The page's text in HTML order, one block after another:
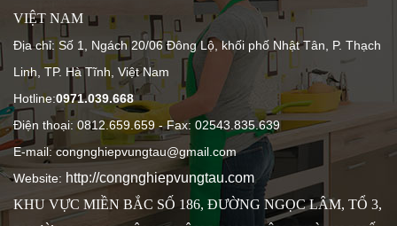
VIỆT NAM
Địa chỉ: Số 1, Ngách 20/06 Đông Lộ, khối phố Nhật Tân, P. Thạch
Linh, TP. Hà Tĩnh, Việt Nam
Hotline:0971.039.668
Điện thoại: 0812.659.659- Fax: 02543.835.639
E-mail: congnghiepvungtau@gmail.com
Website: http://congnghiepvungtau.com
KHU VỰC MIỀN BẮC SỐ 186, ĐƯỜNG NGỌC LÂM, TỔ 3,